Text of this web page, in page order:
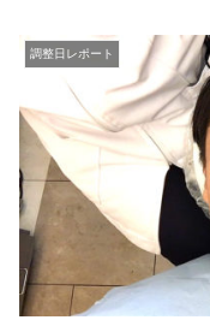
調整日レポート